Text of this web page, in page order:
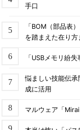
手口
「BOM（部品表
を踏まえた在り方
「USBメモリ紛
悩ましい技能伝
成に活用
マルウェア「